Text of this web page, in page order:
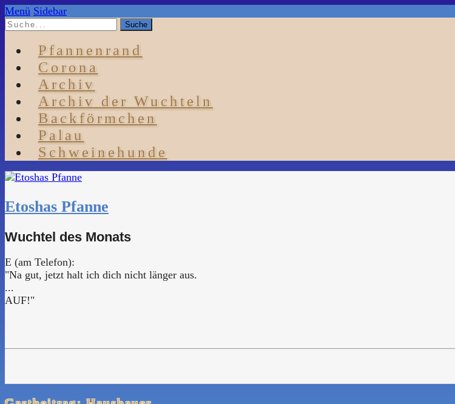
Menü Sidebar
Pfannenrand
Corona
Archiv
Archiv der Wuchteln
Backförmchen
Palau
Schweinehunde
Etoshas Pfanne
Wuchtel des Monats
E (am Telefon):
"Na gut, jetzt halt ich dich nicht länger aus.
...
AUF!"